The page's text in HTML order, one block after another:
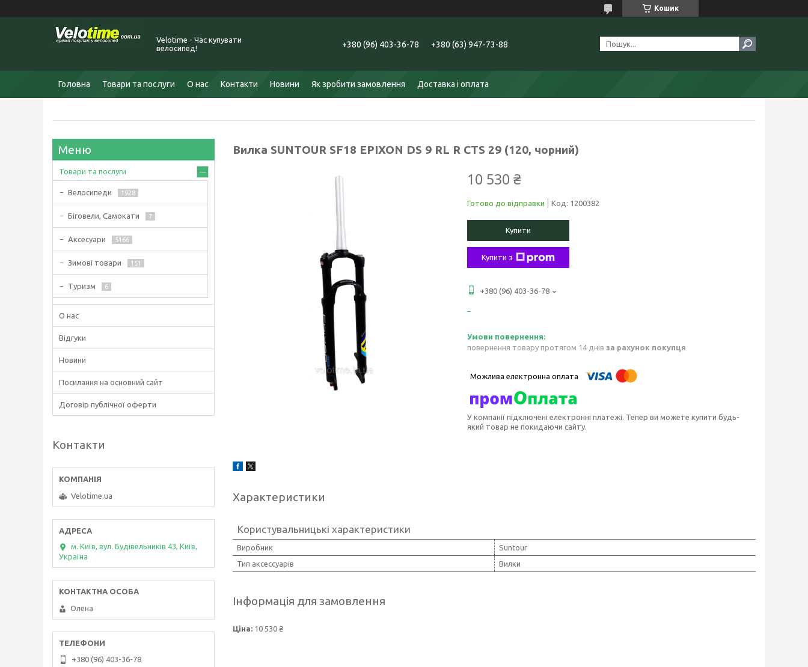
Кошик
Velotime - Час купувати
велосипед!
+380 (96) 403-36-78 +380 (63) 947-73-88
Головна Товари та послуги О нас Контакти Новини Як зробити замовлення Доставка і оплата
Вилка SUNTOUR SF18 EPIXON DS 9 RL R CTS 29 (120, чорний)
10 530 ₴
Готово до відправки Код: 1200382
Купити
Купити з
+380 (96) 403-36-78
повернення товару протягом 14 днів за рахунок покупця
У компанії підключені електронні платежі. Тепер ви можете купити будь-
який товар не покидаючи сайту.
Характеристики
Користувальницькі характеристики
Виробник
Suntour
Тип аксессуарів
Вилки
Інформація для замовлення
Ціна: 10 530 ₴
Товари та послуги
Велосипеди 1928
Біговели, Самокати 7
Аксесуари 5166
Зимові товари 151
Туризм 6
О нас
Відгуки
Новини
Посилання на основний сайт
Договір публічної оферти
Контакти
Velotime.ua
м. Київ, вул. Будівельників 43, Київ,
Україна
Олена
+380 (96) 403-36-78